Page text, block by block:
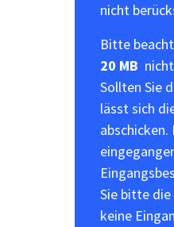
nicht
Bitte
20 MB
Sollten Sie
lässt sich
Sie bitte die
keine